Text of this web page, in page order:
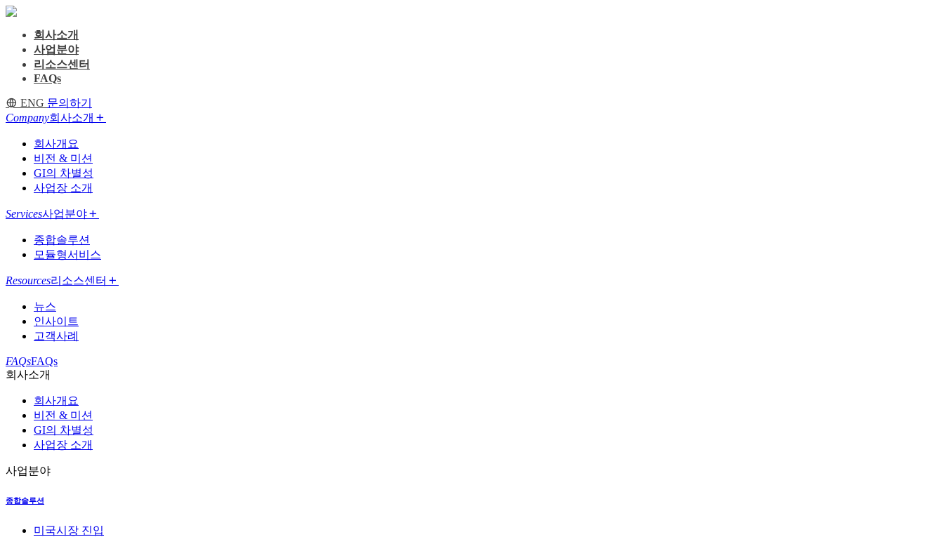
회사소개
사업분야
리소스센터
FAQs
ENG 문의하기
Company회사소개
회사개요
비전 & 미션
GI의 차별성
사업장 소개
Services사업분야
종합솔루션
모듈형서비스
Resources리소스센터
뉴스
인사이트
고객사례
FAQsFAQs
회사소개
회사개요
비전 & 미션
GI의 차별성
사업장 소개
사업분야
종합솔루션
미국시장 진입